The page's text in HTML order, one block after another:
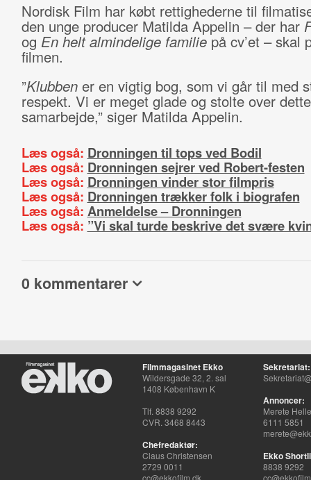
Nordisk Film har købt rettighederne til
den unge producer Matilda Appelin ­– der har
og En helt almindelige familiepå cv’et – skal
filmen.
”Klubbener en vigtig bog, som vi går til med
respekt. Vi er meget glade og stolte over dette
samarbejde,” siger Matilda Appelin.
Læs også: Dronningen til tops ved Bodil
Læs også: Dronningen sejrer ved Robert-festen
Læs også: Dronningen vinder stor filmpris
Læs også: Dronningen trækker folk i biografen
Læs også: Anmeldelse – Dronningen
Læs også: ”Vi skal turde beskrive det svære
0 kommentarer
Filmmagasinet Ekko
Wildersgade 32, 2. sal
1408 København K
Tlf. 8838 9292
CVR. 3468 8443
Chefredaktør:
Claus Christensen
2729 0011
cc@ekkofilm.dk
Sekretariat:
Annoncer:
Merete
6111 5851
Ekko
8838 9292